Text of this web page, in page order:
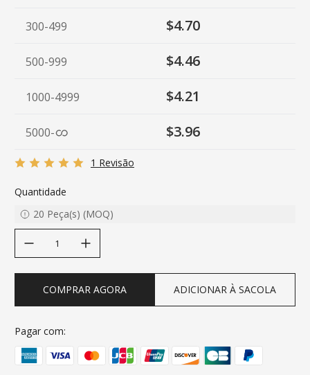
300-499 $4.70
500-999 $4.46
1000-4999 $4.21
5000- $3.96
1 Revisão
Quantidade
20 Peça(s) (MOQ)
COMPRAR AGORA ADICIONAR À SACOLA
Pagar com: